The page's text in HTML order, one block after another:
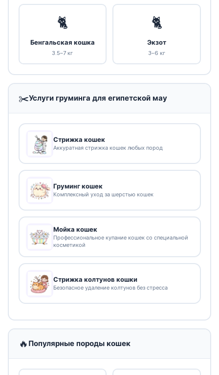
🐈
Бенгальская кошка
3.5–7 кг
🐈
Экзот
3–6 кг
✂️Услуги груминга для египетской мау
Стрижка кошек
Аккуратная стрижка кошек любых пород
Груминг кошек
Комплексный уход за шерстью кошек
Мойка кошек
Профессиональное купание кошек со специальной
косметикой
Стрижка колтунов кошки
Безопасное удаление колтунов без стресса
🔥 Популярные породы кошек